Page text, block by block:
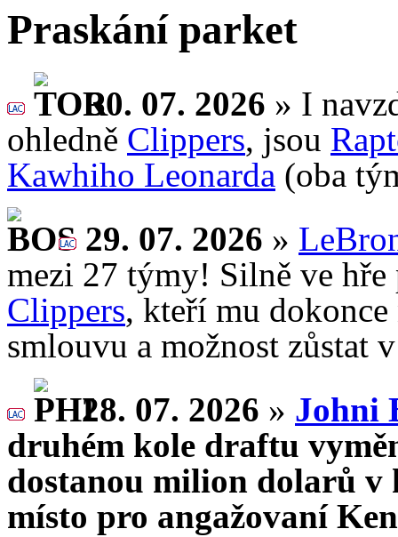
Praskání parket
30. 07. 2026 » I
ohledně Clippers, jsou
Kawhiho Leonarda (oba
29. 07. 2026 »
mezi 27 týmy! Silně ve
Clippers, kteří mu
smlouvu a možnost zůstat
28. 07. 2026 » Johni
druhém kole draftu
dostanou milion dolarů v
místo pro angažovaní